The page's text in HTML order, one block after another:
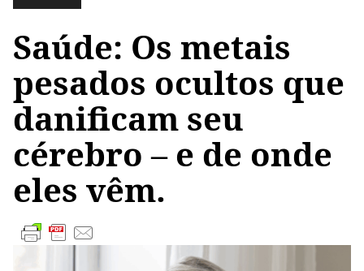
Saúde: Os metais
pesados ​​ocultos que
danificam seu
cérebro – e de onde
eles vêm.